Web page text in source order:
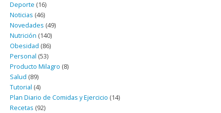
Deporte (16)
Noticias (46)
Novedades (49)
Nutrición (140)
Obesidad (86)
Personal (53)
Producto Milagro (8)
Salud (89)
Tutorial (4)
Plan Diario de Comidas y Ejercicio (14)
Recetas (92)